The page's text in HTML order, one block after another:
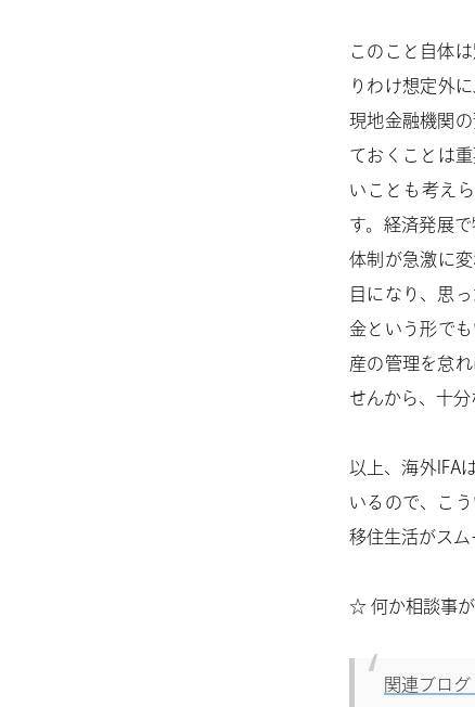
このこと自体
りわけ想定外
現地金融機関
ておくことは
いことも考え
す。経済発展
体制が急激に
目になり、思
金という形で
産の管理を怠
せんから、十分
以上、海外IFA
いるので、こ
移住生活がスム
☆ 何か相談事
関連ブロ